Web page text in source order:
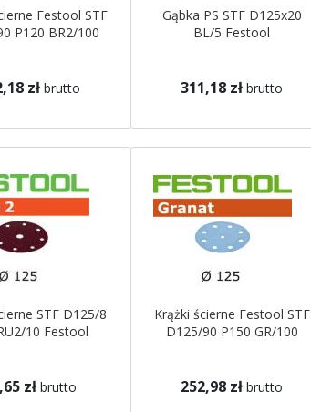
Festool STF
P120 BR2/100
zł brutto
Gąbka PS STF D125x20
BL/5 Festool
311,18 zł brutto
STF D125/8
10 Festool
zł brutto
Krążki ścierne Festool STF
D125/90 P150 GR/100
252,98 zł brutto